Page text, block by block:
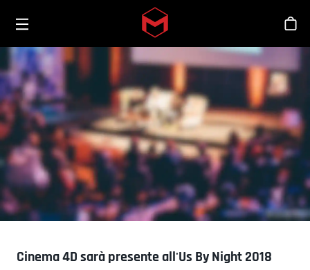
Skip to main content
Cinema 4D sarà presente all'Us By Night 2018